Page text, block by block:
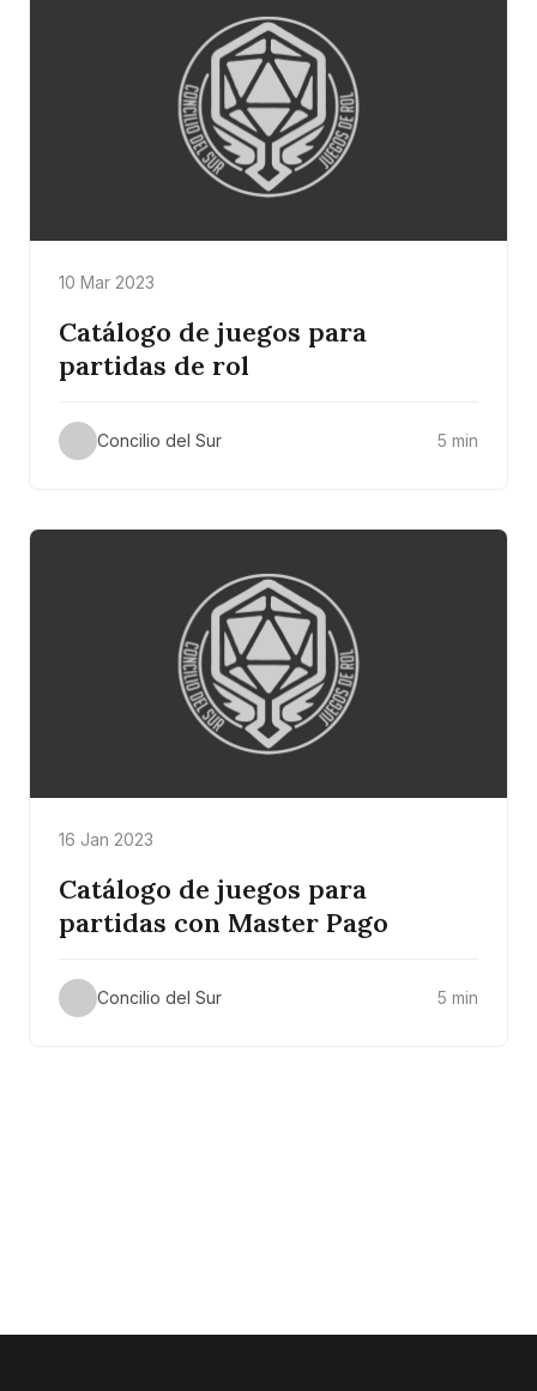
10 Mar 2023
Catálogo de juegos para
partidas de rol
Concilio del Sur 5 min
16 Jan 2023
Catálogo de juegos para
partidas con Master Pago
Concilio del Sur 5 min